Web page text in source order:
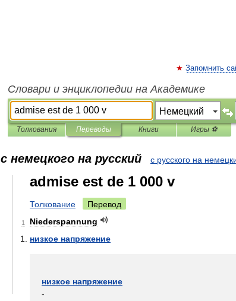
Запомнить
Словари и энциклопедии на Академике
Толкования Переводы Книги Игры ⚽
с немецкого на русский с русского на
admise est de 1 000 v
Толкование Перевод
1
Niederspannung
низкое напряжение
низкое напряжение
-